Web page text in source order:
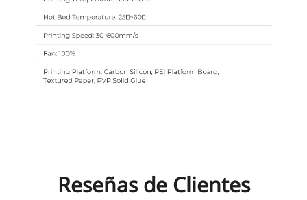
Reseñas de Clientes